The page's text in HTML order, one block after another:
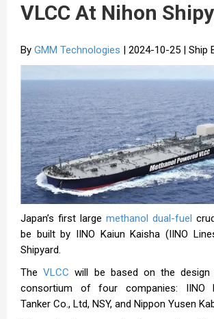
VLCC At Nihon
By GMM Technologies | 2024-10-25 | Ship
Japan’s first large methanol dual-fuel
be built by IINO Kaiun Kaisha (IINO
Shipyard.
TheVLCC will be based on the
consortium of four companies: IINO
Tanker Co., Ltd, NSY, and Nippon Yusen